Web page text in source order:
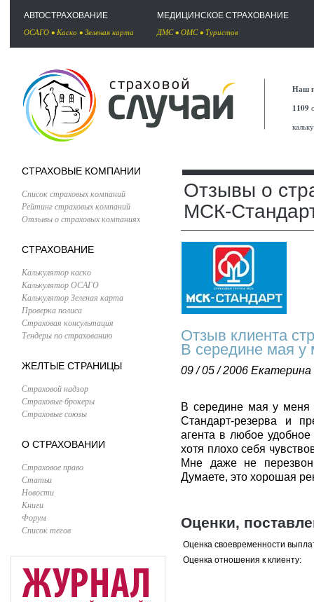
АВТОСТРАХОВАНИЕ
ОСАГО • Каско • Зеленая карта
МЕДИЦИНСКОЕ СТРАХОВАНИЕ
ДМС• ОМС• Туристов
Наш
1109
СТРАХОВЫЕ КОМПАНИИ
Список страховых компаний
Рейтинг страховых компаний
Отзывы о страховых компаниях
СТРАХОВАНИЕ
Калькулятор каско
Калькулятор ОСАГО
Калькулятор Зеленая карта
Проверка полиса
Страховая консультация
Тендеры по страхованию
ЖЕЛТЫЕ СТРАНИЦЫ
Страховой надзор
Страховые брокеры
Страховые союзы
О СТРАХОВАНИИ
Страховое право
Статьи
Новости
Книги
Форум
Список тегов
Отзывы о
МСК-
Отзыв клиента
В середине мая у
09 / 05 / 2006 Екатерина
В середине мая у меня
Стандарт-резерва и
агента в любое
хотя плохо себя
Мне даже не
Думаете, это хорошая
Оценки,
Оценка своевременности
Оценка отношения к клиенту: